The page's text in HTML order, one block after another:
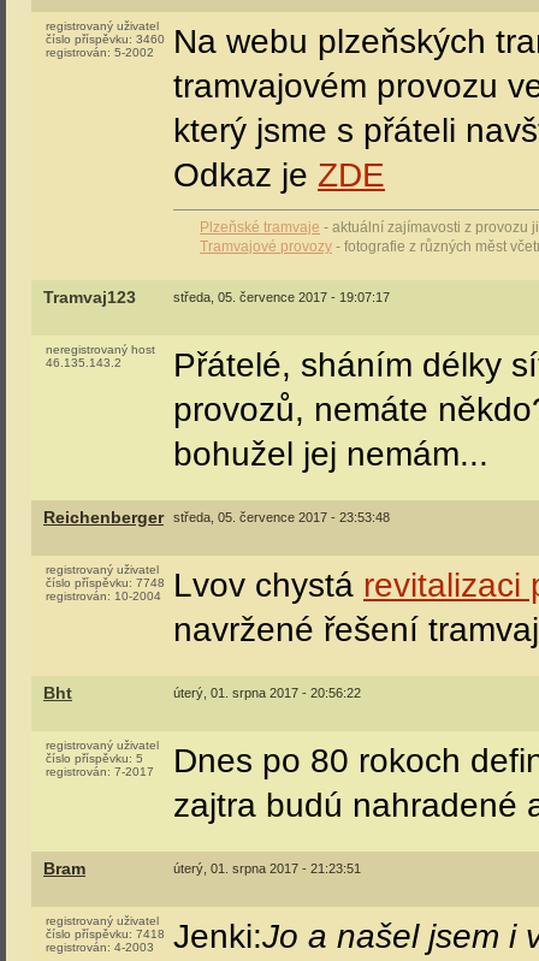
registrovaný uživatel
číslo příspěvku: 3460
registrován: 5-2002
Na webu plzeňských
tramvajovém provozu
který jsme s přáteli
Odkaz je ZDE
Plzeňské tramvaje - aktuální zajímavosti z provozu
Tramvajové provozy - fotografie z různých měst
Tramvaj123 středa, 05. července 2017 - 19:07:17
neregistrovaný host
46.135.143.2
Přátelé, sháním délky
provozů, nemáte
bohužel jej nemám...
Reichenberger středa, 05. července 2017 - 23:53:48
registrovaný uživatel
číslo příspěvku: 7748
registrován: 10-2004 Lvov chystá revitalizaci
navržené řešení
Bht úterý, 01. srpna 2017 - 20:56:22
registrovaný uživatel
číslo příspěvku: 5
registrován: 7-2017
Dnes po 80 rokoch
zajtra budú nahradené
Bram úterý, 01. srpna 2017 - 21:23:51
registrovaný uživatel
číslo příspěvku: 7418
registrován: 4-2003 Jenki:Jo a našel jsem i